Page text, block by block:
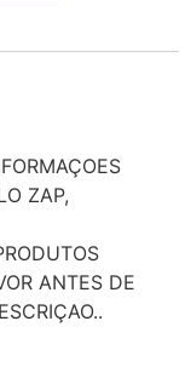
ZAP,
ANTES DE